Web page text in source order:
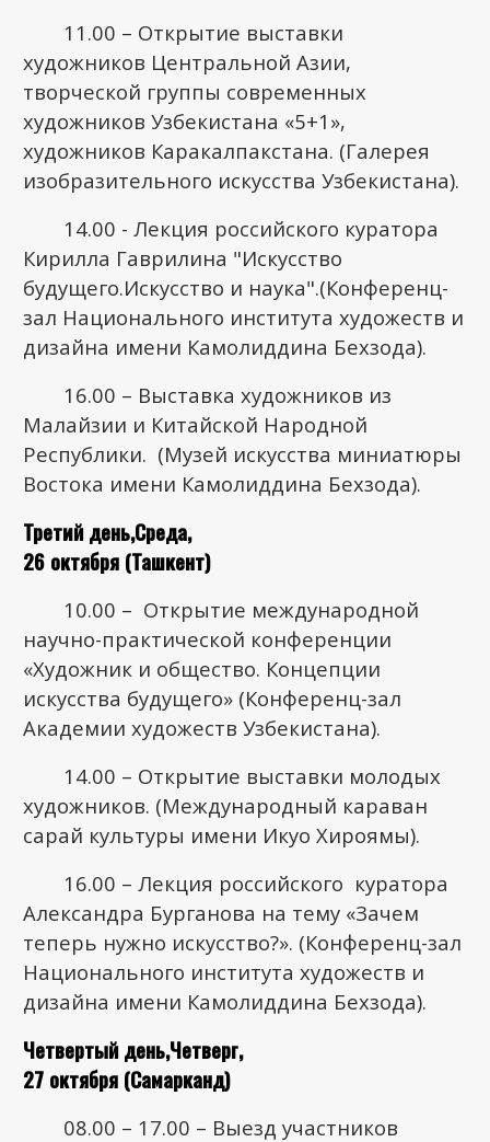
11.00 – Открытие выставки
художников Центральной Азии,
творческой группы современных
художников Узбекистана «5+1»,
художников Каракалпакстана. (Галерея
изобразительного искусства Узбекистана).
14.00 - Лекция российского куратора
Кирилла Гаврилина "Искусство
будущего.Искусство и наука".(Конференц-
зал Национального института художеств и
дизайна имени Камолиддина Бехзода).
16.00 – Выставка художников из
Малайзии и Китайской Народной
Республики. (Музей искусства миниатюры
Востока имени Камолиддина Бехзода).
Третий день,Среда,
26 октября (Ташкент)
10.00 – Открытие международной
научно-практической конференции
«Художник и общество. Концепции
искусства будущего» (Конференц-зал
Академии художеств Узбекистана).
14.00 – Открытие выставки молодых
художников. (Международный караван
сарай культуры имени Икуо Хироямы).
16.00 – Лекция российского куратора
Александра Бурганова на тему «Зачем
теперь нужно искусство?». (Конференц-зал
Национального института художеств и
дизайна имени Камолиддина Бехзода).
Четвертый день,Четверг,
27 октября (Самарканд)
08.00 – 17.00 – Выезд участников